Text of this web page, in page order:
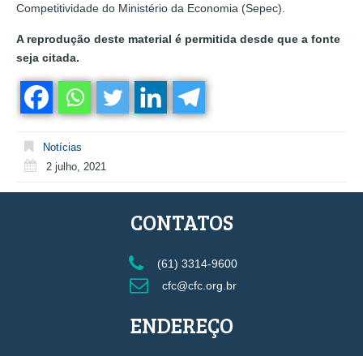
Competitividade do Ministério da Economia (Sepec).
A reprodução deste material é permitida desde que a fonte
seja citada.
Notícias
2 julho, 2021
CONTATOS
(61) 3314-9600
cfc@cfc.org.br
ENDEREÇO